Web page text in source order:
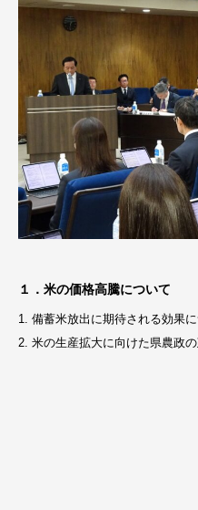
１．米の価格高騰について
1. 備蓄米放出に期待される効果
2. 米の生産拡大に向けた県農政